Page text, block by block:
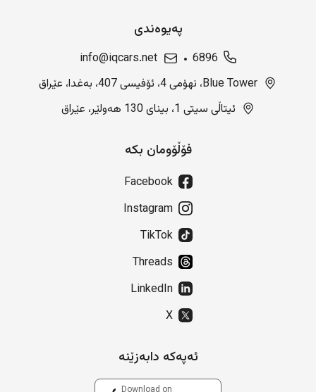
پەیوەندی
6896
info@iqcars.net
Blue Tower، نهۆمی 4، ئۆفیسی 407، بەغدا، عێراق
ئیتاڵی سیتی 1، بینای 130 هەولێر، عێراق
فۆڵۆومان بکە
Facebook
Instagram
TikTok
Threads
LinkedIn
X
ئەپەکە دابەزێنە